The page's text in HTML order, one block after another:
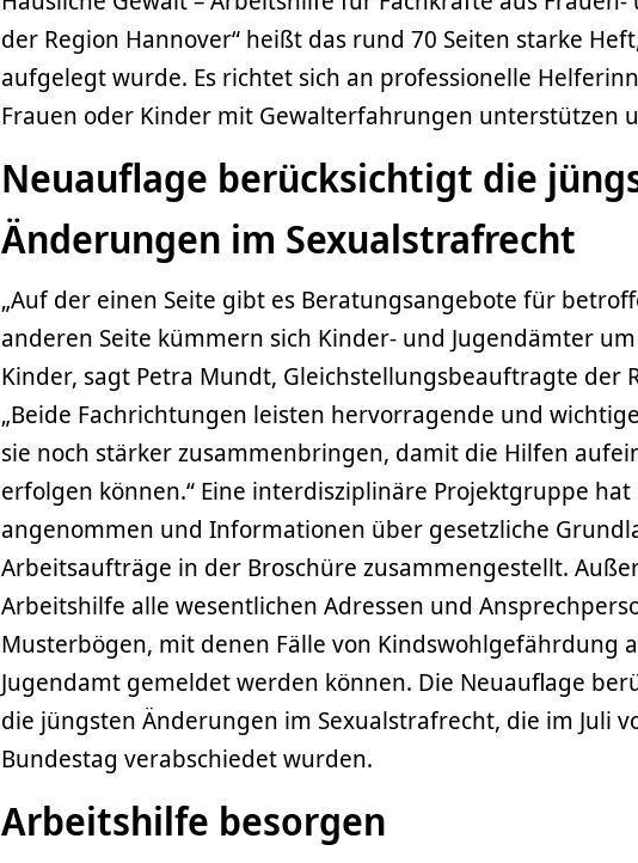
der Region Hannover“ heißt das rund 70 Seiten starke
aufgelegt wurde. Es richtet sich an professionelle
Frauen oder Kinder mit Gewalterfahrungen unterstützen
Neuauflage berücksichtigt die
Änderungen im Sexualstrafrecht
„Auf der einen Seite gibt es Beratungsangebote für
anderen Seite kümmern sich Kinder- und Jugendämter
Kinder, sagt Petra Mundt, Gleichstellungsbeauftragte der
„Beide Fachrichtungen leisten hervorragende und
sie noch stärker zusammenbringen, damit die Hilfen
erfolgen können.“ Eine interdisziplinäre Projektgruppe
angenommen und Informationen über gesetzliche
Arbeitsaufträge in der Broschüre zusammengestellt.
Arbeitshilfe alle wesentlichen Adressen und
Musterbögen, mit denen Fälle von Kindswohlgefährdung
Jugendamt gemeldet werden können. Die Neuauflage
die jüngsten Änderungen im Sexualstrafrecht, die im Juli
Bundestag verabschiedet wurden.
Arbeitshilfe besorgen